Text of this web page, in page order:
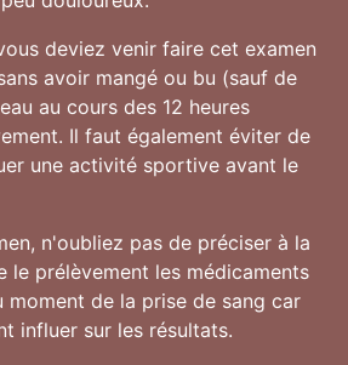
deviez venir faire cet examen
avoir mangé ou bu (sauf de
au cours des 12 heures
Il faut également éviter de
une activité sportive avant le
n'oubliez pas de préciser à la
le prélèvement les médicaments
moment de la prise de sang car
influer sur les résultats.